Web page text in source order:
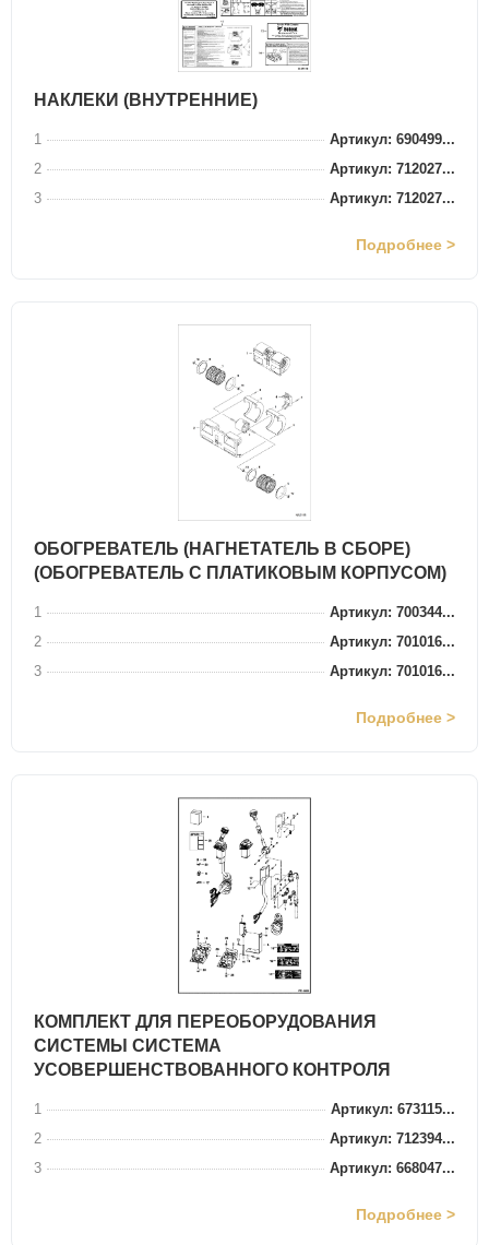
НАКЛЕКИ (ВНУТРЕННИЕ)
1
Артикул: 690499...
2
Артикул: 712027...
3
Артикул: 712027...
Подробнее >
ОБОГРЕВАТЕЛЬ (НАГНЕТАТЕЛЬ В СБОРЕ)
(ОБОГРЕВАТЕЛЬ С ПЛАТИКОВЫМ КОРПУСОМ)
1
Артикул: 700344...
2
Артикул: 701016...
3
Артикул: 701016...
Подробнее >
КОМПЛЕКТ ДЛЯ ПЕРЕОБОРУДОВАНИЯ
СИСТЕМЫ СИСТЕМА
УСОВЕРШЕНСТВОВАННОГО КОНТРОЛЯ
1
Артикул: 673115...
2
Артикул: 712394...
3
Артикул: 668047...
Подробнее >